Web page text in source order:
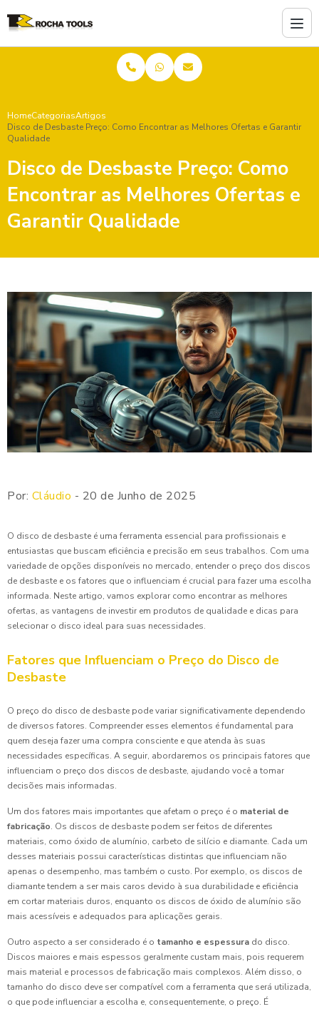
HomeCategoriasArtigos
Disco de Desbaste Preço: Como Encontrar as Melhores Ofertas e Garantir
Qualidade
Disco de Desbaste Preço: Como
Encontrar as Melhores Ofertas e
Garantir Qualidade
Por: Cláudio - 20 de Junho de 2025
O disco de desbaste é uma ferramenta essencial para profissionais e
entusiastas que buscam eficiência e precisão em seus trabalhos. Com uma
variedade de opções disponíveis no mercado, entender o preço dos discos
de desbaste e os fatores que o influenciam é crucial para fazer uma escolha
informada. Neste artigo, vamos explorar como encontrar as melhores
ofertas, as vantagens de investir em produtos de qualidade e dicas para
selecionar o disco ideal para suas necessidades.
Fatores que Influenciam o Preço do Disco de
Desbaste
O preço do disco de desbaste pode variar significativamente dependendo
de diversos fatores. Compreender esses elementos é fundamental para
quem deseja fazer uma compra consciente e que atenda às suas
necessidades específicas. A seguir, abordaremos os principais fatores que
influenciam o preço dos discos de desbaste, ajudando você a tomar
decisões mais informadas.
Um dos fatores mais importantes que afetam o preço é o material de
fabricação. Os discos de desbaste podem ser feitos de diferentes
materiais, como óxido de alumínio, carbeto de silício e diamante. Cada um
desses materiais possui características distintas que influenciam não
apenas o desempenho, mas também o custo. Por exemplo, os discos de
diamante tendem a ser mais caros devido à sua durabilidade e eficiência
em cortar materiais duros, enquanto os discos de óxido de alumínio são
mais acessíveis e adequados para aplicações gerais.
Outro aspecto a ser considerado é o tamanho e espessura do disco.
Discos maiores e mais espessos geralmente custam mais, pois requerem
mais material e processos de fabricação mais complexos. Além disso, o
tamanho do disco deve ser compatível com a ferramenta que será utilizada,
o que pode influenciar a escolha e, consequentemente, o preço. É